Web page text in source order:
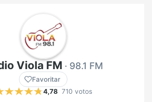
Viola FM · 98.1 FM
Favoritar
4,78 710 votos